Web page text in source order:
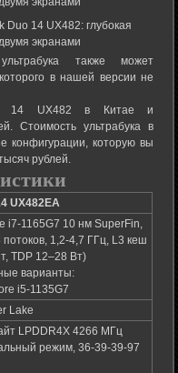
также может
в нашей версии не
14 UX482 в Китае и
Стоимость ультрабука в
конфигурации, которую вы
рублей.
UX482EA
i7-1165G7 10 нм SuperFin,
потоков, 1,2-4,7 ГГц, L3 кеш
TDP 12–28 Вт)
варианты:
i5-1135G7
Lake
LPDDR4X 4266 МГц
режим, 36-39-39-97